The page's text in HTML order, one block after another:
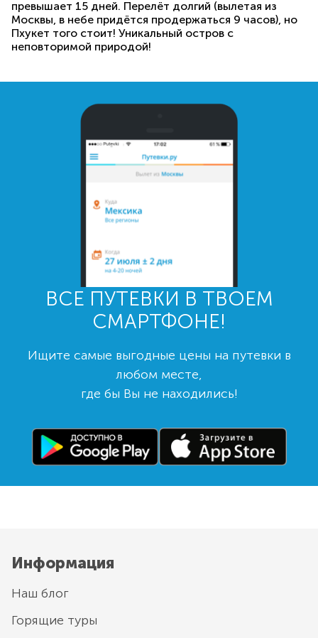
превышает 15 дней. Перелёт долгий (вылетая из
Москвы, в небе придётся продержаться 9 часов), но
Пхукет того стоит! Уникальный остров с
неповторимой природой!
ВСЕ ПУТЕВКИ В ТВОЕМ
СМАРТФОНЕ!
Ищите самые выгодные цены на путевки в
любом месте,
где бы Вы не находились!
Информация
Наш блог
Горящие туры